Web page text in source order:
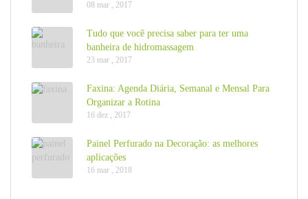
08 mar , 2017
Tudo que você precisa saber para ter uma
banheira de hidromassagem
23 mar , 2017
Faxina: Agenda Diária, Semanal e Mensal Para
Organizar a Rotina
16 dez , 2017
Painel Perfurado na Decoração: as melhores
aplicações
16 mar , 2018